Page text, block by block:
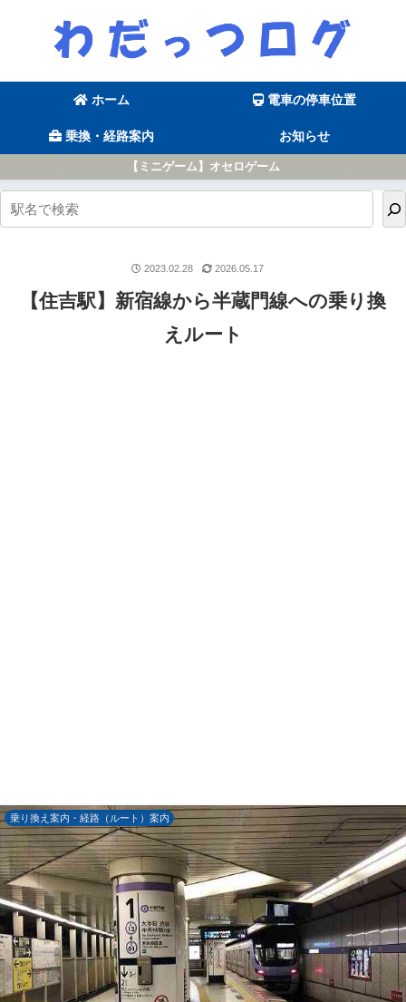
ホーム 電車の停車位置
乗換・経路案内 お知らせ
【ミニゲーム】オセロゲーム
【住吉駅】新宿線から半蔵門線への乗り換
えルート
乗り換え案内・経路（ルート）案内
2023.02.28 2026.05.17